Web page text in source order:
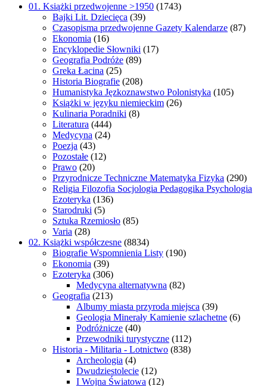
01. Książki przedwojenne >1950 (1743)
Bajki Lit. Dziecięca (39)
Czasopisma przedwojenne Gazety Kalendarze (87)
Ekonomia (16)
Encyklopedie Słowniki (17)
Geografia Podróże (89)
Greka Łacina (25)
Historia Biografie (208)
Humanistyka Jęzkoznawstwo Polonistyka (105)
Książki w języku niemieckim (26)
Kulinaria Poradniki (8)
Literatura (444)
Medycyna (24)
Poezja (43)
Pozostałe (12)
Prawo (20)
Przyrodnicze Techniczne Matematyka Fizyka (290)
Religia Filozofia Socjologia Pedagogika Psychologia
Ezoteryka (136)
Starodruki (5)
Sztuka Rzemiosło (85)
Varia (28)
02. Książki współczesne (8834)
Biografie Wspomnienia Listy (190)
Ekonomia (39)
Ezoteryka (306)
Medycyna alternatywna (82)
Geografia (213)
Albumy miasta przyroda miejsca (39)
Geologia Minerały Kamienie szlachetne (6)
Podróżnicze (40)
Przewodniki turystyczne (112)
Historia - Militaria - Lotnictwo (838)
Archeologia (4)
Dwudziestolecie (12)
I Wojna Światowa (12)